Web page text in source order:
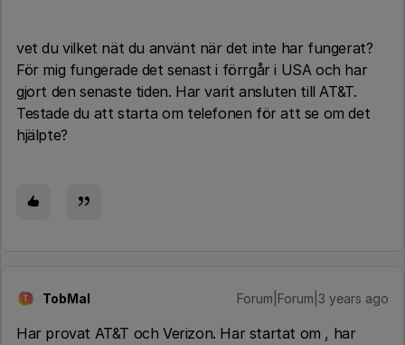
vet du vilket nät du använt när det inte har fungerat?
För mig fungerade det senast i förrgår i USA och har
gjort den senaste tiden. Har varit ansluten till AT&T.
Testade du att starta om telefonen för att se om det
hjälpte?
T TobMal Forum|Forum|3 years ago
Har provat AT&T och Verizon. Har startat om , har